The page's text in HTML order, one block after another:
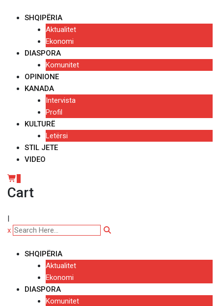
SHQIPËRIA
Aktualitet
Ekonomi
DIASPORA
Komunitet
OPINIONE
KANADA
Intervista
Profil
KULTURË
Letërsi
STIL JETE
VIDEO
Cart
|
x
SHQIPËRIA
Aktualitet
Ekonomi
DIASPORA
Komunitet